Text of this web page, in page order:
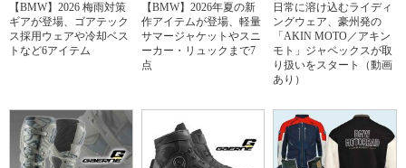
【BMW】2026 梅雨対策
ギアが登場、ゴアテック
ス採用ウェアや冷却ベス
トなど6アイテム
【BMW】2026年夏の新
作アイテムが登場、軽量
サマージャケットやスニ
ーカー・リュックまで7
点
日常に溶け込むライディ
ングウェア、豪州発の
「AKIN MOTO／アキン
モト」ジャペックスが取
り扱いをスタート（動画
あり）